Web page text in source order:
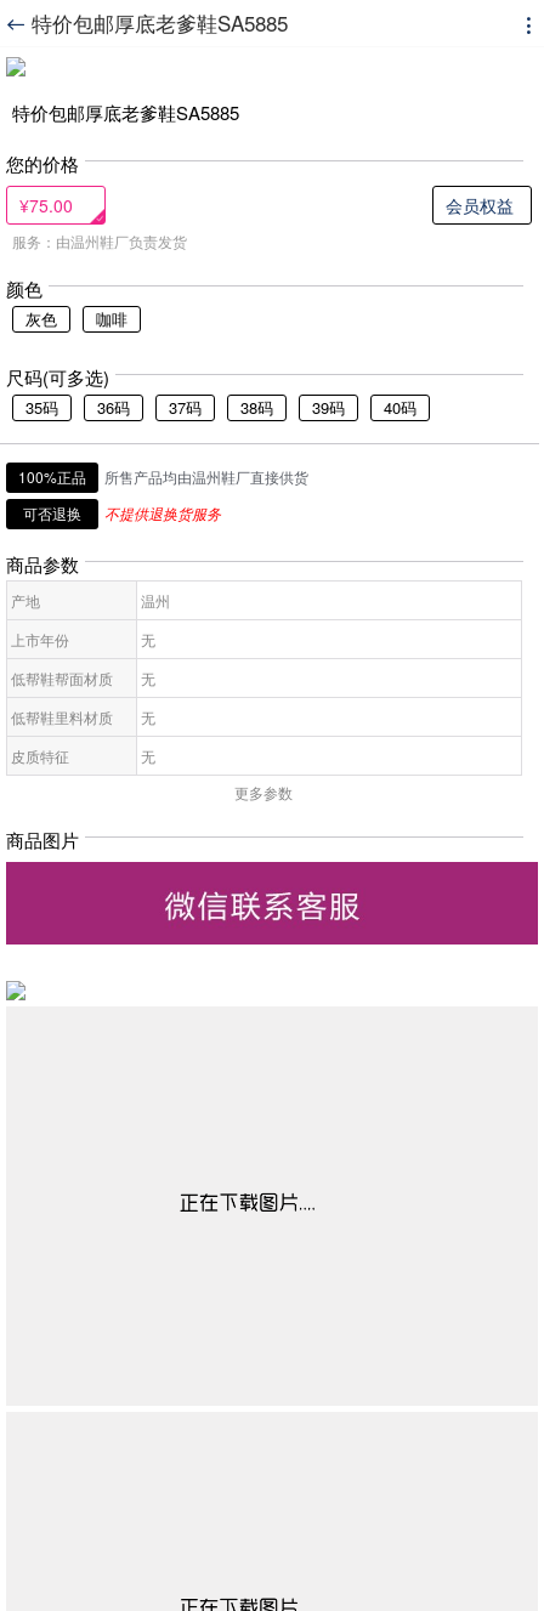
 特价包邮厚底老爹鞋SA5885 
特价包邮厚底老爹鞋SA5885
您的价格
¥75.00 会员权益
服务：由温州鞋厂负责发货
颜色
灰色 咖啡
尺码(可多选)
35码 36码 37码 38码 39码 40码
100%正品
所售产品均由温州鞋厂直接供货
可否退换
不提供退换货服务
商品参数
产地
温州
上市年份
无
低帮鞋帮面材质
无
低帮鞋里料材质
无
皮质特征
无
低帮鞋开口深度
无
低帮鞋跟款式
无
低帮鞋闭合方式
更多参数
商品图片